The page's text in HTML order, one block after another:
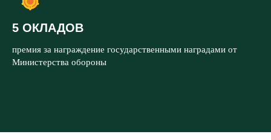
5 ОКЛАДОВ
премия за награждение государственными наградами от
Министерства обороны